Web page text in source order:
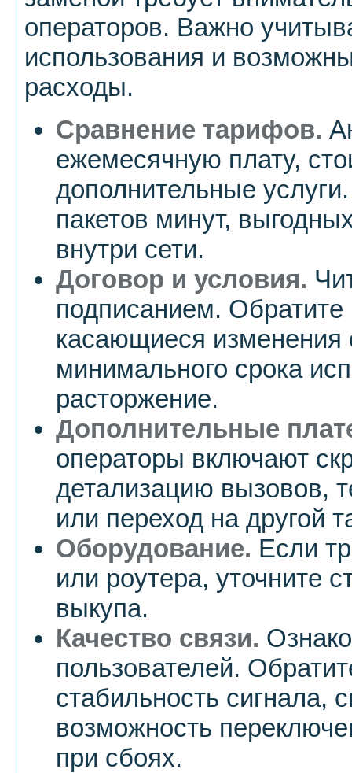
операторов. Важно
использования и
расходы.
Сравнение тарифов.
ежемесячную плату,
дополнительные
пакетов минут,
внутри сети.
Договор и условия.
подписанием.
касающиеся изменения
минимального срока
расторжение.
Дополнительные
операторы включают
детализацию вызовов,
или переход на другой
Оборудование. Если
или роутера, уточните
выкупа.
Качество связи.
пользователей.
стабильность сигнала,
возможность
при сбоях.